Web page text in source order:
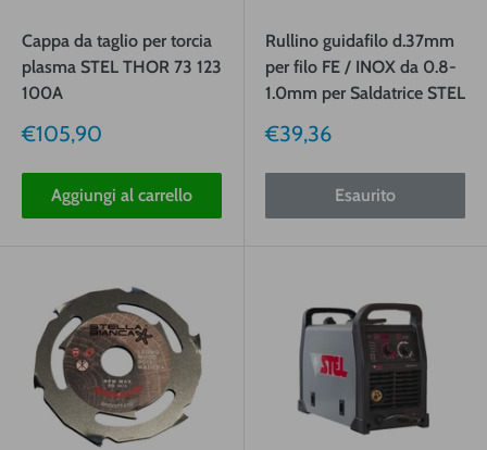
Cappa da taglio per torcia
plasma STEL THOR 73 123
100A
Prezzo
€105,90
Aggiungi al carrello
Rullino guidafilo d.37mm
per filo FE / INOX da 0.8-
1.0mm per Saldatrice STEL
Prezzo
€39,36
Esaurito